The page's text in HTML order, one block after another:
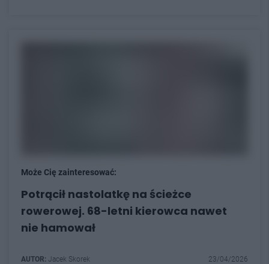
Może Cię zainteresować:
Potrącił nastolatkę na ścieżce
rowerowej. 68-letni kierowca nawet
nie hamował
AUTOR: Jacek Skorek 23/04/2026